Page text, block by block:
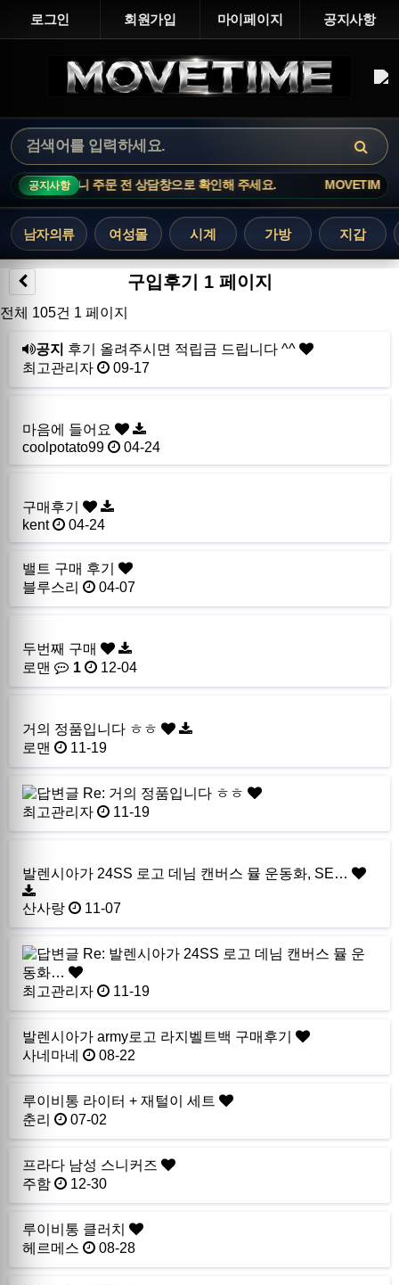
로그인 회원가입 마이페이지 공지사항
공지사항
동이 빠르니 주문 전 상담창으로 확인해 주세요. MOVETIME
남자의류 여성몰 시계 가방 지갑
구입후기 1 페이지
전체 105건 1 페이지
공지 후기 올려주시면 적립금 드립니다 ^^
최고관리자
09-17
마음에 들어요
coolpotato99
04-24
구매후기
kent
04-24
밸트 구매 후기
블루스리
04-07
두번째 구매
로맨
1 12-04
거의 정품입니다 ㅎㅎ
로맨
11-19
Re: 거의 정품입니다 ㅎㅎ
최고관리자
11-19
발렌시아가 24SS 로고 데님 캔버스 뮬 운동화, SE…
산사랑 11-07
Re: 발렌시아가 24SS 로고 데님 캔버스 뮬 운
동화…
최고관리자
11-19
발렌시아가 army로고 라지벨트백 구매후기
사네마네
08-22
루이비통 라이터 + 재털이 세트
춘리
07-02
프라다 남성 스니커즈
주함
12-30
루이비통 클러치
헤르메스
08-28